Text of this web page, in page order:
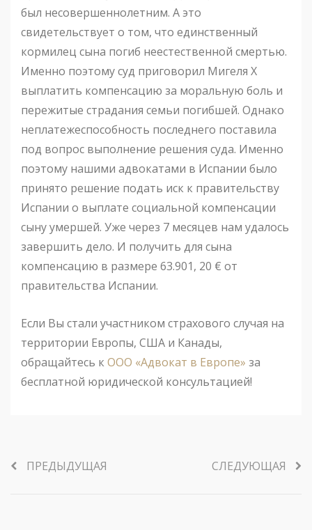
был несовершеннолетним. А это
свидетельствует о том, что единственный
кормилец сына погиб неестественной смертью.
Именно поэтому суд приговорил Мигеля Х
выплатить компенсацию за моральную боль и
пережитые страдания семьи погибшей. Однако
неплатежеспособность последнего поставила
под вопрос выполнение решения суда. Именно
поэтому нашими адвокатами в Испании было
принято решение подать иск к правительству
Испании о выплате социальной компенсации
сыну умершей. Уже через 7 месяцев нам удалось
завершить дело. И получить для сына
компенсацию в размере 63.901, 20 € от
правительства Испании.
Если Вы стали участником страхового случая на
территории Европы, США и Канады,
обращайтесь к ООО «Адвокат в Европе» за
бесплатной юридической консультацией!
ПРЕДЫДУЩАЯ СЛЕДУЮЩАЯ